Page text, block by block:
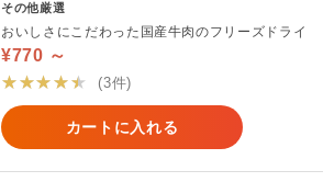
その他厳選
おいしさにこだわった国産牛肉のフリーズドライ
¥770 ～
★★★★★
(3件)
カートに入れる